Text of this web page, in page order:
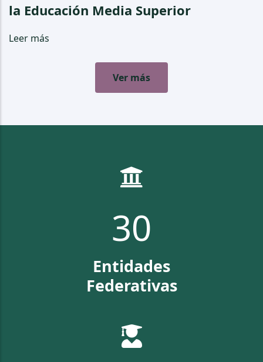
la Educación Media Superior
Leer más
Ver más
32
Entidades
Federativas